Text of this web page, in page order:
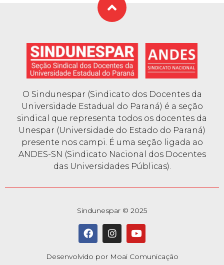
O Sindunespar (Sindicato dos Docentes da
Universidade Estadual do Paraná) é a seção
sindical que representa todos os docentes da
Unespar (Universidade do Estado do Paraná)
presente nos campi. É uma seção ligada ao
ANDES-SN (Sindicato Nacional dos Docentes
das Universidades Públicas).
Sindunespar © 2025
Desenvolvido por Moai Comunicação